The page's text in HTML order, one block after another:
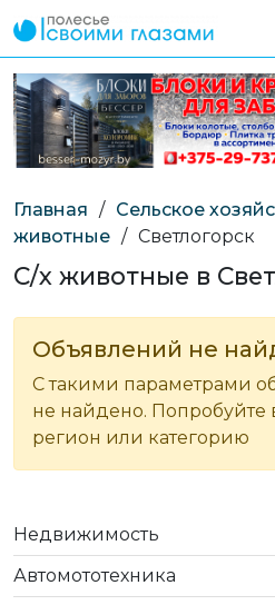
Главная / Сельское
животные / Светлогорск
С/х животные в
Объявлений не
С такими параметрами
не найдено. Попробуйте
регион или категорию
Недвижимость
Автомототехника